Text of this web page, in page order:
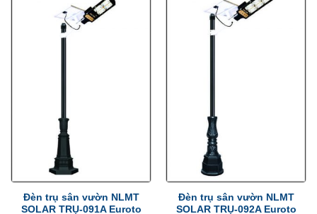
Đèn trụ sân vườn NLMT
SOLAR TRỤ-091A Euroto
Đèn trụ sân vườn NLMT
SOLAR TRỤ-092A Euroto